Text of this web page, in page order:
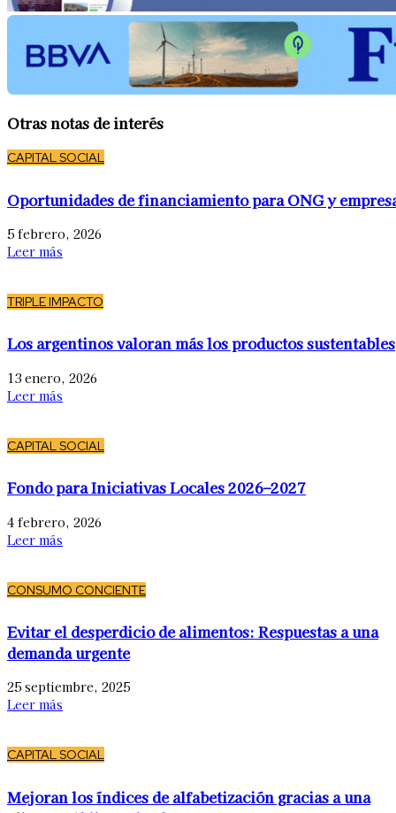
Otras notas de interés
CAPITAL SOCIAL
Oportunidades de financiamiento para ONG y
5 febrero, 2026
Leer más
TRIPLE IMPACTO
Los argentinos valoran más los productos sustentables
13 enero, 2026
Leer más
CAPITAL SOCIAL
Fondo para Iniciativas Locales 2026–2027
4 febrero, 2026
Leer más
CONSUMO CONCIENTE
Evitar el desperdicio de alimentos: Respuestas a una
demanda urgente
25 septiembre, 2025
Leer más
CAPITAL SOCIAL
Mejoran los índices de alfabetización gracias a una